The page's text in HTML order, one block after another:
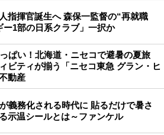
指揮官誕生へ 森保一監督の“再就職
ー1部の日系クラブ」一択か
ぱい！北海道・ニセコで避暑の夏旅
ビティが揃う「ニセコ東急 グラン・ヒ
動産
義務化される時代に 貼るだけで暑さ
示温シールとは～ファンケル